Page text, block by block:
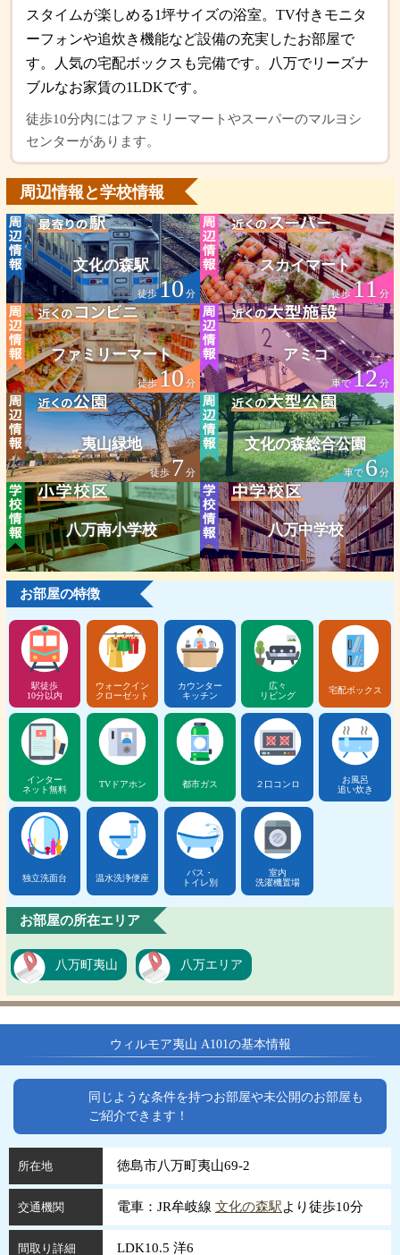
スタイムが楽しめる1坪サイズの浴室。TV付きモニタ
ーフォンや追炊き機能など設備の充実したお部屋で
す。人気の宅配ボックスも完備です。八万でリーズナ
ブルなお家賃の1LDKです。
徒歩10分内にはファミリーマートやスーパーのマルヨシ
センターがあります。
周辺情報と学校情報
文化の森駅
徒歩10分
スカイマート
徒歩11 分
ファミリーマート
徒歩10分
アミコ
車で12分
夷山緑地
徒歩7分
文化の森総合公園
車で6分
八万南小学校 八万中学校
お部屋の特徴
駅徒歩
10分以内
ウォークイン
クローゼット
カウンター
キッチン
広々
リビング
宅配ボックス
インター
ネット無料
TVドアホン 都市ガス ２口コンロ
お風呂
追い炊き
独立洗面台 温水洗浄便座
バス・
トイレ別
室内
洗濯機置場
お部屋の所在エリア
八万町夷山 八万エリア
ウィルモア夷山 A101の基本情報
同じような条件を持つお部屋や未公開のお部屋も
ご紹介できます！
所在地 徳島市八万町夷山69-2
交通機関 電車：JR牟岐線 文化の森駅より徒歩10分
間取り詳細 LDK10.5 洋6